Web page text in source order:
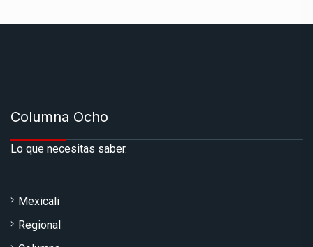
Columna Ocho
Lo que necesitas saber.
Mexicali
Regional